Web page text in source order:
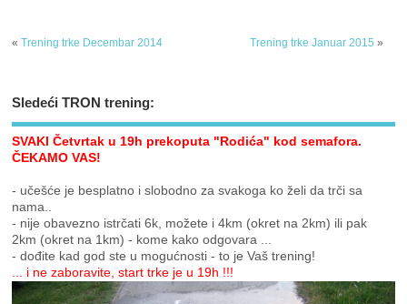
«Trening trke Decembar 2014 Trening trke Januar 2015 »
Sledeći TRON trening:
SVAKI Četvrtak u 19h prekoputa "Rodića" kod semafora.
ČEKAMO VAS!
- učešće je besplatno i slobodno za svakoga ko želi da trči sa
nama..
- nije obavezno istrčati 6k, možete i 4km (okret na 2km) ili pak
2km (okret na 1km) - kome kako odgovara ...
- dođite kad god ste u mogućnosti - to je Vaš trening!
... i ne zaboravite, start trke je u 19h !!!